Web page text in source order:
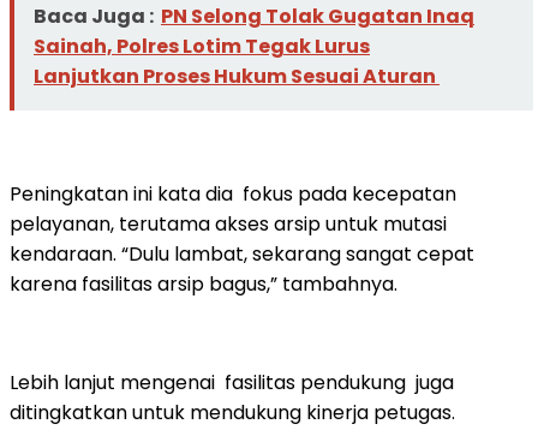
Baca Juga : PN Selong Tolak Gugatan Inaq
Sainah, Polres Lotim Tegak Lurus
Lanjutkan Proses Hukum Sesuai Aturan
Peningkatan ini kata dia fokus pada kecepatan
pelayanan, terutama akses arsip untuk mutasi
kendaraan. “Dulu lambat, sekarang sangat cepat
karena fasilitas arsip bagus,” tambahnya.
Lebih lanjut mengenai fasilitas pendukung juga
ditingkatkan untuk mendukung kinerja petugas.